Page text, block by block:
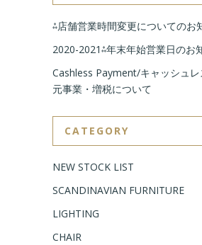
⁂店舗営業時間変更についてのお
2020-2021⁂年末年始営業日のお
Cashless Payment/キャッシュ
元事業・増税について
CATEGORY
NEW STOCK LIST
SCANDINAVIAN FURNITURE
LIGHTING
CHAIR